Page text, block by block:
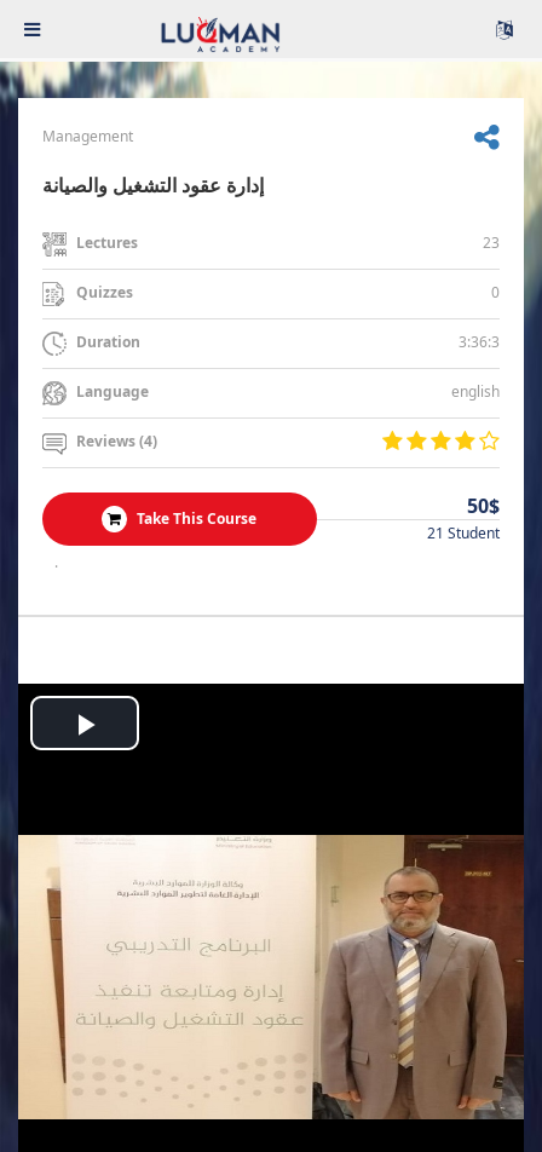
Management
إدارة عقود التشغيل والصيانة
Lectures 23
Quizzes 0
Duration 3:36:3
Language english
Reviews (4)
Take This Course 50$
21 Student
.
Play